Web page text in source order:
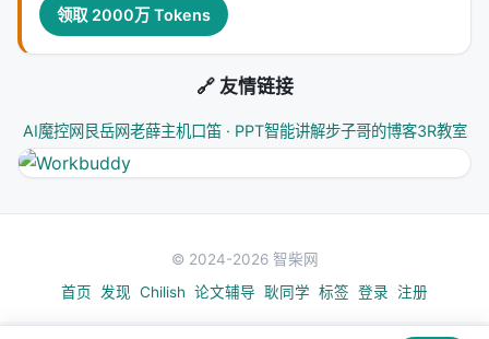
领取 2000万 Tokens
🔗 友情链接
AI魔控网 艮岳网老薛主机口笛 · PPT智能讲解步子哥的博客3R教室
© 2024-2026 智柴网
首页
发现 Chilish 论文辅导 耿同学 标签 登录 注册